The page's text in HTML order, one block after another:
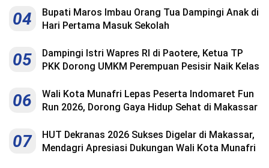
04
Bupati Maros Imbau Orang Tua Dampingi Anak di
Hari Pertama Masuk Sekolah
05
Dampingi Istri Wapres RI di Paotere, Ketua TP
PKK Dorong UMKM Perempuan Pesisir Naik Kelas
06
Wali Kota Munafri Lepas Peserta Indomaret Fun
Run 2026, Dorong Gaya Hidup Sehat di Makassar
07
HUT Dekranas 2026 Sukses Digelar di Makassar,
Mendagri Apresiasi Dukungan Wali Kota Munafri